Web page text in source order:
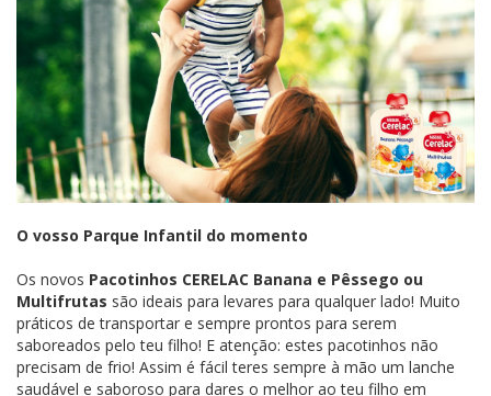
O vosso Parque Infantil do momento
Os novos Pacotinhos CERELAC Banana e Pêssego ou
Multifrutas são ideais para levares para qualquer lado! Muito
práticos de transportar e sempre prontos para serem
saboreados pelo teu filho! E atenção: estes pacotinhos não
precisam de frio! Assim é fácil teres sempre à mão um lanche
saudável e saboroso para dares o melhor ao teu filho em